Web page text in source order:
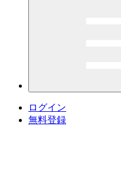
ログイン
無料登録